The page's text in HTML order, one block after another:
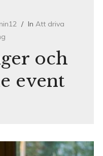
In Att driva
och
event